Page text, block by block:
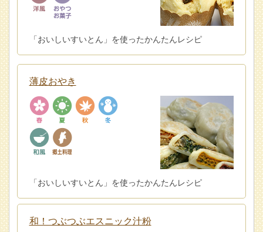
「おいしいすいとん」を使ったかんたんレシピ
薄皮おやき
「おいしいすいとん」を使ったかんたんレシピ
和！つぶつぶエスニック汁粉